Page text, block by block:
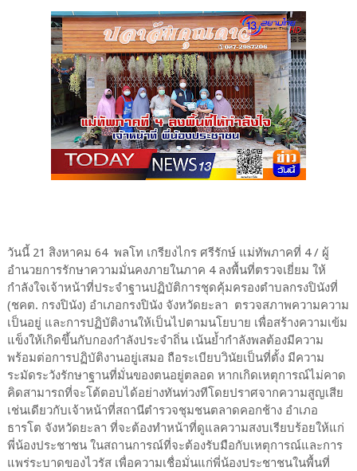
วันนี้ 21 สิงหาคม 64 พลโท เกรียงไกร ศรีรักษ์ แม่ทัพภาคที่ 4 / ผู้
อำนวยการรักษาความมั่นคงภายในภาค 4 ลงพื้นที่ตรวจเยี่ยม ให้
กำลังใจเจ้าหน้าที่ประจำฐานปฏิบัติการชุดคุ้มครองตำบลกรงปินังที่
(ชคต. กรงปินัง) อำเภอกรงปินัง จังหวัดยะลา ตรวจสภาพความความ
เป็นอยู่ และการปฏิบัติงานให้เป็นไปตามนโยบาย เพื่อสร้างความเข้ม
แข็งให้เกิดขึ้นกับกองกำลังประจำถิ่น เน้นย้ำกำลังพลต้องมีความ
พร้อมต่อการปฏิบัติงานอยู่เสมอ ถือระเบียบวินัยเป็นที่ตั้ง มีความ
ระมัดระวังรักษาฐานที่มั่นของตนอยู่ตลอด หากเกิดเหตุการณ์ไม่คาด
คิดสามารถที่จะโต้ตอบได้อย่างทันท่วงทีโดยปราศจากความสูญเสีย
เช่นเดียวกับเจ้าหน้าที่สถานีตำรวจชุมชนตลาดคอกช้าง อำเภอ
ธารโต จังหวัดยะลา ที่จะต้องทำหน้าที่ดูแลความสงบเรียบร้อยให้แก่
พี่น้องประชาชน ในสถานการณ์ที่จะต้องรับมือกับเหตุการณ์และการ
แพร่ระบาดของไวรัส เพื่อความเชื่อมั่นแก่พี่น้องประชาชนในพื้นที่